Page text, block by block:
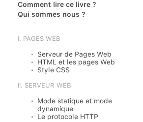
Comment lire ce livre ?
Qui sommes nous ?
I. PAGES WEB
Serveur de Pages Web
HTML et les pages Web
Style CSS
II. SERVEUR WEB
Mode statique et mode
dynamique
Le protocole HTTP